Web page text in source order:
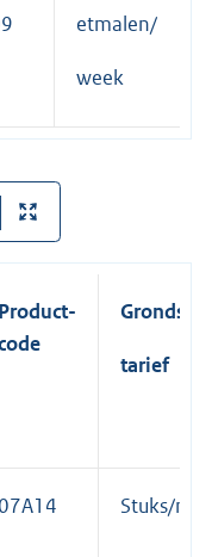
etmalen/
week
Product-
Grondslag
tarief
Stuks/